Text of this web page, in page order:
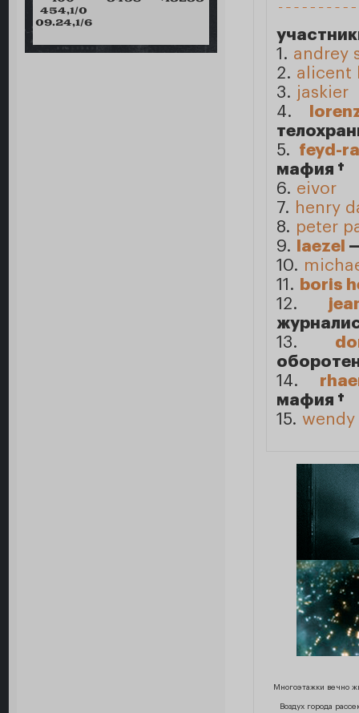
454,1/0
09.24,1/6
1. andrey
2. alicent
3. jaskier
4.
5. feyd-
мафия †
6. eivor
7. henry
8. peter
9.
laezel
10.
11. boris
12.
13.
14.
мафия †
15. wendy
Многоэтажки вечно
Воздух города